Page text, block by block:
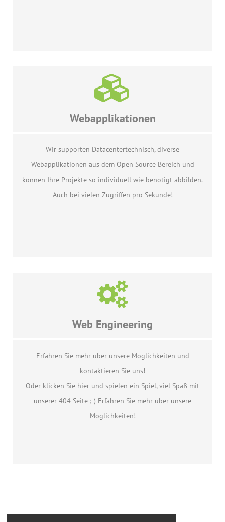
Webapplikationen
Wir supporten Datacentertechnisch, diverse
Webapplikationen aus dem Open Source Bereich und
können Ihre Projekte so individuell wie benötigt abbilden.
Auch bei vielen Zugriffen pro Sekunde!
Web Engineering
Erfahren Sie mehr über unsere Möglichkeiten und
kontaktieren Sie uns!
Oder klicken Sie hier und spielen ein Spiel, viel Spaß mit
unserer 404 Seite ;-) Erfahren Sie mehr über unsere
Möglichkeiten!